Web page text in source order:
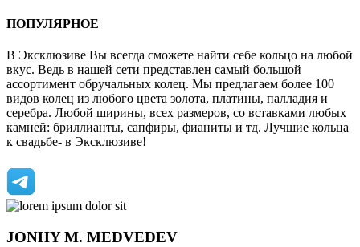
ПОПУЛЯРНОЕ
В Эксклюзиве Вы всегда сможете найти себе кольцо на любой
вкус. Ведь в нашей сети представлен самый большой
ассортимент обручальных колец. Мы предлагаем более 100
видов колец из любого цвета золота, платины, палладия и
серебра. Любой ширины, всех размеров, со вставками любых
камней: бриллианты, сапфиры, фианиты и тд. Лучшие кольца
к свадьбе- в Эксклюзиве!
JONHYM. MEDVEDEV